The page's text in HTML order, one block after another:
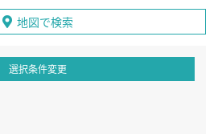
地図で検索
選択条件変更